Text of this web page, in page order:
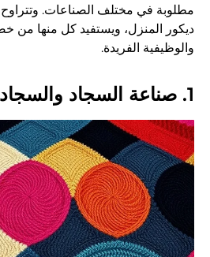
مطلوبة في مختلف الصناعات. وتتراوح
ديكور المنزل، ويستفيد كل منها من
والوظيفية الفريدة.
1. صناعة السجاد والسجاد